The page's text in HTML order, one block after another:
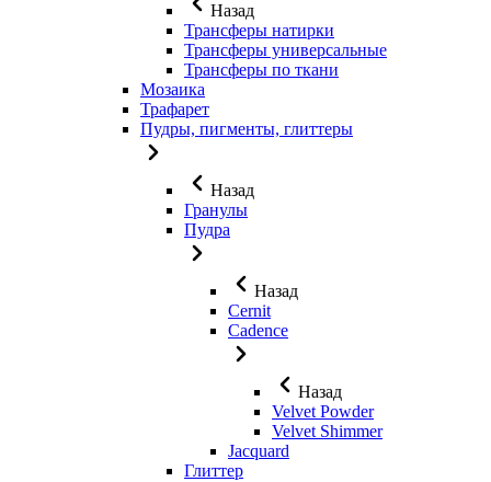
Назад
Трансферы натирки
Трансферы универсальные
Трансферы по ткани
Мозаика
Трафарет
Пудры, пигменты, глиттеры
Назад
Гранулы
Пудра
Назад
Cernit
Cadence
Назад
Velvet Powder
Velvet Shimmer
Jaсquard
Глиттер